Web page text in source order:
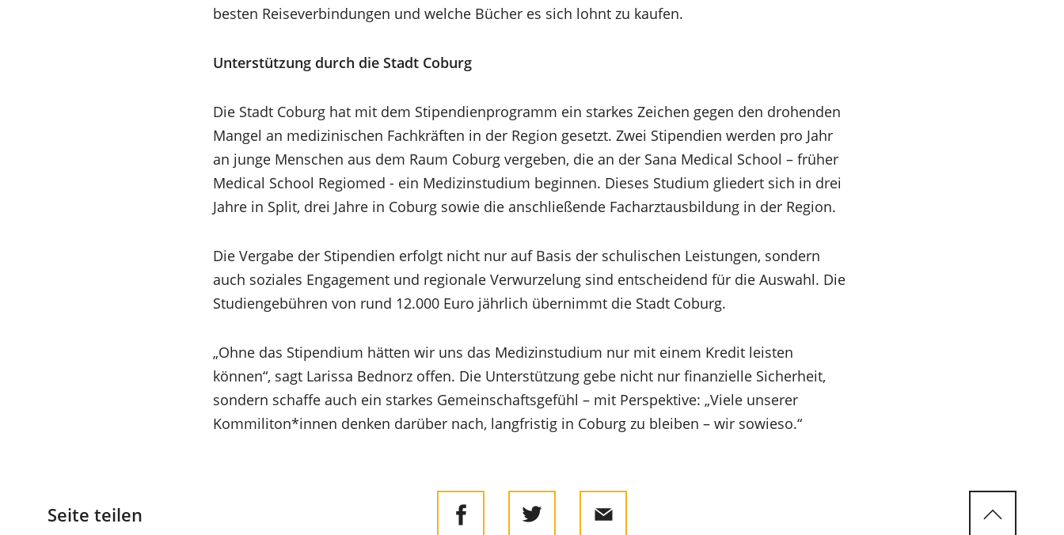
besten Reiseverbindungen und welche Bücher es sich lohnt zu kaufen.
Unterstützung durch die Stadt Coburg
Die Stadt Coburg hat mit dem Stipendienprogramm ein starkes Zeichen gegen den drohenden
Mangel an medizinischen Fachkräften in der Region gesetzt. Zwei Stipendien werden pro Jahr
an junge Menschen aus dem Raum Coburg vergeben, die an der Sana Medical School – früher
Medical School Regiomed - ein Medizinstudium beginnen. Dieses Studium gliedert sich in drei
Jahre in Split, drei Jahre in Coburg sowie die anschließende Facharztausbildung in der Region.
Die Vergabe der Stipendien erfolgt nicht nur auf Basis der schulischen Leistungen, sondern
auch soziales Engagement und regionale Verwurzelung sind entscheidend für die Auswahl. Die
Studiengebühren von rund 12.000 Euro jährlich übernimmt die Stadt Coburg.
„Ohne das Stipendium hätten wir uns das Medizinstudium nur mit einem Kredit leisten
können“, sagt Larissa Bednorz offen. Die Unterstützung gebe nicht nur finanzielle Sicherheit,
sondern schaffe auch ein starkes Gemeinschaftsgefühl – mit Perspektive: „Viele unserer
Kommiliton*innen denken darüber nach, langfristig in Coburg zu bleiben – wir sowieso.“
Seite teilen